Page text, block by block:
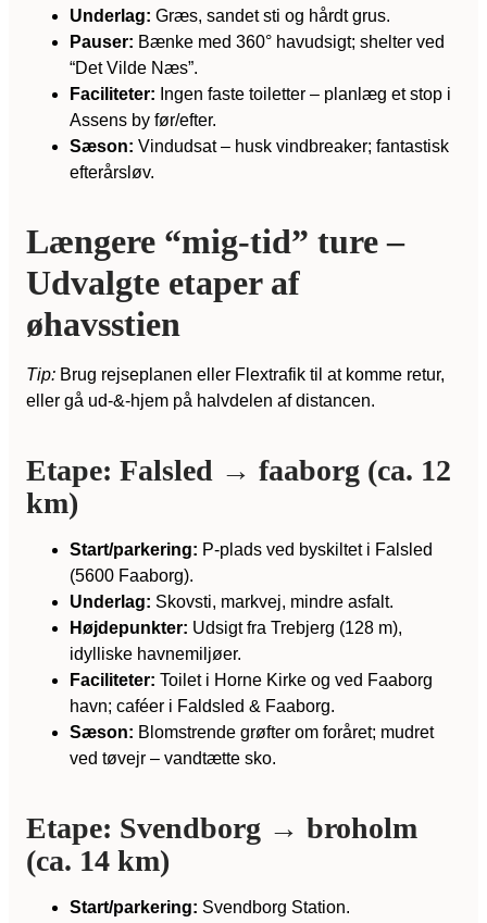
Underlag: Græs, sandet sti og hårdt grus.
Pauser: Bænke med 360° havudsigt; shelter ved
“Det Vilde Næs”.
Faciliteter: Ingen faste toiletter – planlæg et stop i
Assens by før/efter.
Sæson: Vindudsat – husk vindbreaker; fantastisk
efterårsløv.
Længere “mig-tid” ture –
Udvalgte etaper af
øhavsstien
Tip: Brug rejseplanen eller Flextrafik til at komme retur,
eller gå ud-&-hjem på halvdelen af distancen.
Etape: Falsled → faaborg (ca. 12
km)
Start/parkering: P-plads ved byskiltet i Falsled
(5600 Faaborg).
Underlag: Skovsti, markvej, mindre asfalt.
Højdepunkter: Udsigt fra Trebjerg (128 m),
idylliske havnemiljøer.
Faciliteter: Toilet i Horne Kirke og ved Faaborg
havn; caféer i Faldsled & Faaborg.
Sæson: Blomstrende grøfter om foråret; mudret
ved tøvejr – vandtætte sko.
Etape: Svendborg → broholm
(ca. 14 km)
Start/parkering: Svendborg Station.